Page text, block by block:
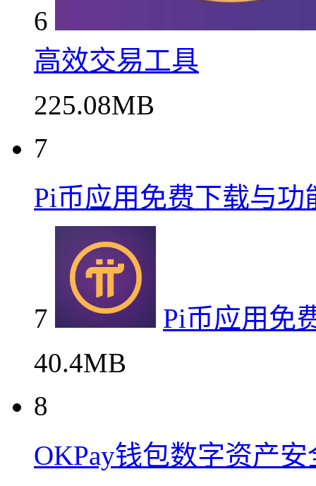
6
高效交易工具
225.08MB
7
Pi币应用免费下载与功
7
Pi币应用免
40.4MB
8
OKPay钱包数字资产